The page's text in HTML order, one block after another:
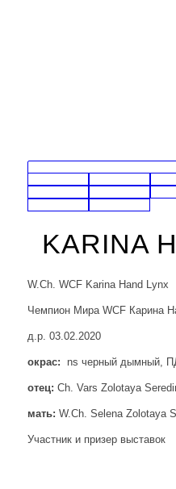
KARINA
W.Ch. WCF Karina Hand Lynx
Чемпион Мира WCF Карина
д.р. 03.02.2020
окрас: ns черный дымный,
отец: Ch. Vars Zolotaya
мать: W.Ch. Selena Zolotaya
Участник и призер выставок